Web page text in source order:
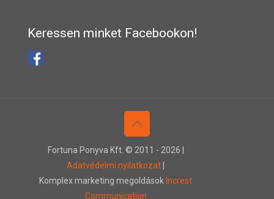
Keressen minket Facebookon!
Fortuna Ponyva Kft. © 2011 - 2026 |
Adatvédelmi nyilatkozat
Komplex marketing megoldások Increst
Communication